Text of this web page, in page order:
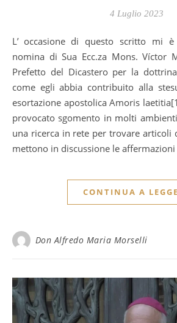
4 Luglio 2023
L’occasione di questo scritto mi è data dalla recente
nomina di Sua Ecc.za Mons. Víctor
Prefetto del Dicastero per la
come egli abbia contribuito alla
esortazione apostolica Amoris
provocato sgomento in molti
una ricerca in rete per trovare articoli
mettono in discussione le
CONTINUA A
Don Alfredo Maria Morselli